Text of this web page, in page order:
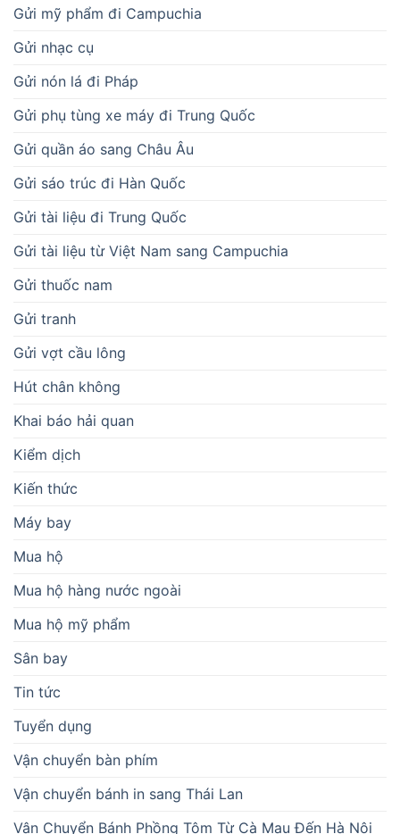
Gửi mỹ phẩm đi Campuchia
Gửi nhạc cụ
Gửi nón lá đi Pháp
Gửi phụ tùng xe máy đi Trung Quốc
Gửi quần áo sang Châu Âu
Gửi sáo trúc đi Hàn Quốc
Gửi tài liệu đi Trung Quốc
Gửi tài liệu từ Việt Nam sang Campuchia
Gửi thuốc nam
Gửi tranh
Gửi vợt cầu lông
Hút chân không
Khai báo hải quan
Kiểm dịch
Kiến thức
Máy bay
Mua hộ
Mua hộ hàng nước ngoài
Mua hộ mỹ phẩm
Sân bay
Tin tức
Tuyển dụng
Vận chuyển bàn phím
Vận chuyển bánh in sang Thái Lan
Vận Chuyển Bánh Phồng Tôm Từ Cà Mau Đến Hà Nội